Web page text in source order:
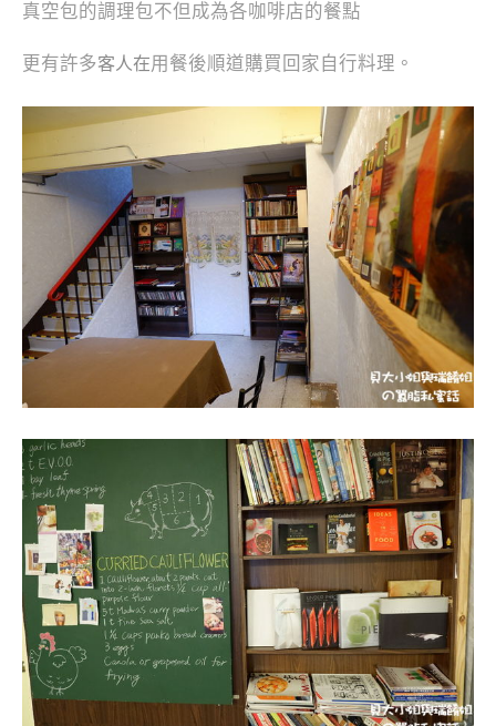
真空包的調理包不但成為各咖啡店的餐點
更有許多客人在用餐後順道購買回家自行料理。